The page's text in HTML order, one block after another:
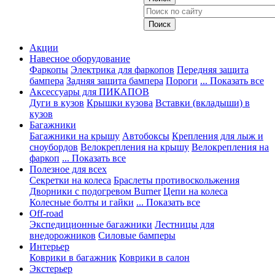
Акции
Навесное оборудование
Фаркопы Электрика для фаркопов Передняя защита
бампера Задняя защита бампера Пороги ... Показать все
Аксессуары для ПИКАПОВ
Дуги в кузов Крышки кузова Вставки (вкладыши) в
кузов
Багажники
Багажники на крышу Автобоксы Крепления для лыж и
сноубордов Велокрепления на крышу Велокрепления на
фаркоп ... Показать все
Полезное для всех
Секретки на колеса Браслеты противоскольжения
Дворники с подогревом Burner Цепи на колеса
Колесные болты и гайки ... Показать все
Off-road
Экспедиционные багажники Лестницы для
внедорожников Силовые бамперы
Интерьер
Коврики в багажник Коврики в салон
Экстерьер